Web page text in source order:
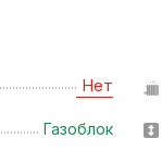
Нет
Газоблок